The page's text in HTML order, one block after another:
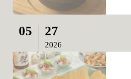
05 27
2026